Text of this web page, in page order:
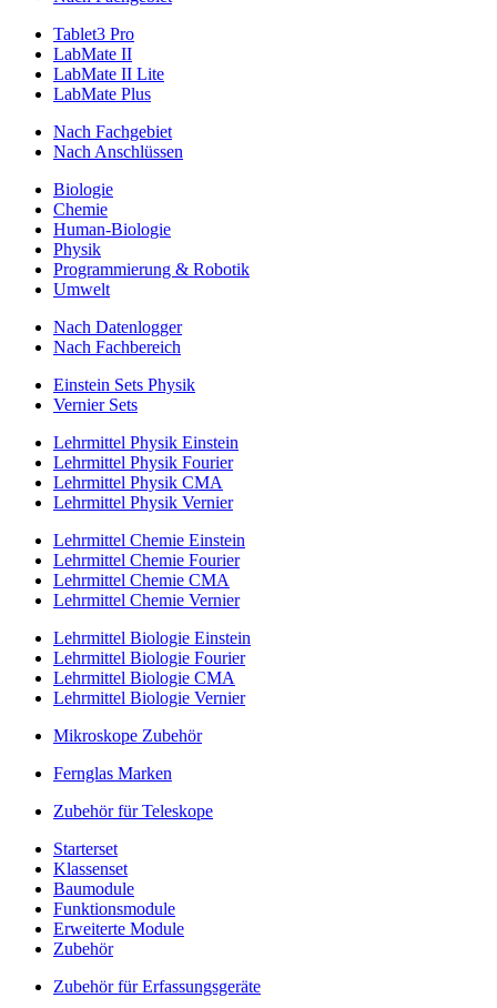
Tablet3 Pro
LabMate II
LabMate II Lite
LabMate Plus
Nach Fachgebiet
Nach Anschlüssen
Biologie
Chemie
Human-Biologie
Physik
Programmierung & Robotik
Umwelt
Nach Datenlogger
Nach Fachbereich
Einstein Sets Physik
Vernier Sets
Lehrmittel Physik Einstein
Lehrmittel Physik Fourier
Lehrmittel Physik CMA
Lehrmittel Physik Vernier
Lehrmittel Chemie Einstein
Lehrmittel Chemie Fourier
Lehrmittel Chemie CMA
Lehrmittel Chemie Vernier
Lehrmittel Biologie Einstein
Lehrmittel Biologie Fourier
Lehrmittel Biologie CMA
Lehrmittel Biologie Vernier
Mikroskope Zubehör
Fernglas Marken
Zubehör für Teleskope
Starterset
Klassenset
Baumodule
Funktionsmodule
Erweiterte Module
Zubehör
Zubehör für Erfassungsgeräte